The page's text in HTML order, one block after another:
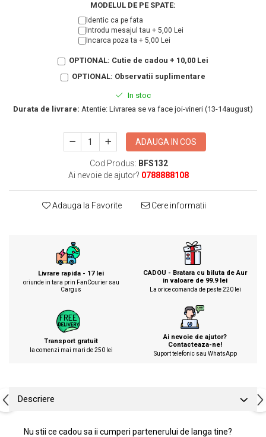
Brelocuri cu mesaje amuzante
Cadouri pentru parinti de Craciun
30 ani
MODELUL DE PE SPATE:
Identic ca pe fata
Introdu mesajul tau + 5,00 Lei
Incarca poza ta + 5,00 Lei
OPTIONAL: Cutie de cadou + 10,00 Lei
OPTIONAL: Observatii suplimentare
In stoc
Durata de livrare: Atentie: Livrarea se va face joi-vineri (13-14august)
ADAUGA IN COS
Cod Produs: BFS132
Ai nevoie de ajutor? 0788888108
Adauga la Favorite Cere informatii
Livrare rapida - 17 lei
oriunde in tara prin FanCourier sau
Cargus
CADOU - Bratara cu biluta de Aur
in valoare de 99.9 lei
La orice comanda de peste 220 lei
Transport gratuit
la comenzi mai mari de 250 lei
Ai nevoie de ajutor?
Contacteaza-ne!
Suport telefonic sau WhatsApp
Descriere
Nu stii ce cadou sa ii cumperi partenerului de langa tine?